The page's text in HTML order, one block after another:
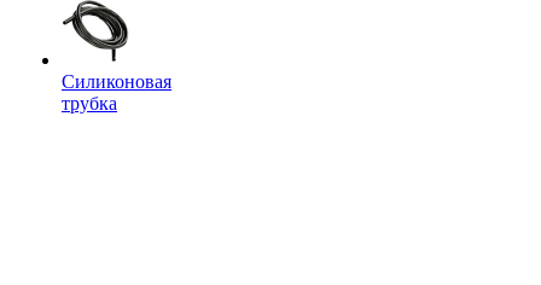
Силиконовая
трубка